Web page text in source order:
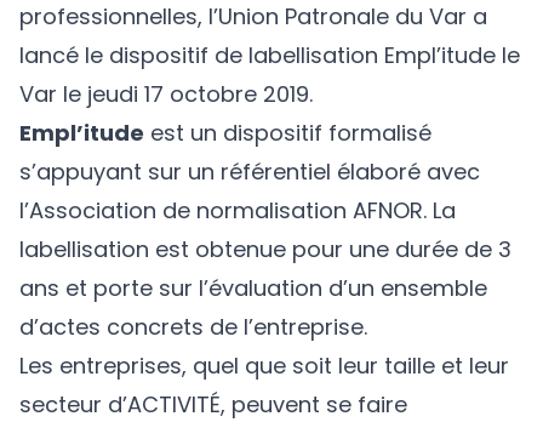
professionnelles, l’Union Patronale du Var a
lancé le dispositif de labellisation Empl’itude le
Var le jeudi 17 octobre 2019.
Empl’itude est un dispositif formalisé
s’appuyant sur un référentiel élaboré avec
l’Association de normalisation AFNOR. La
labellisation est obtenue pour une durée de 3
ans et porte sur l’évaluation d’un ensemble
d’actes concrets de l’entreprise.
Les entreprises, quel que soit leur taille et leur
secteur d’ACTIVITÉ, peuvent se faire